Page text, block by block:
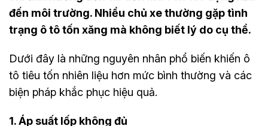
đến môi trường. Nhiều chủ xe thường gặp tình
trạng ô tô tốn xăng mà không biết lý do cụ thể.
Dưới đây là những nguyên nhân phổ biến khiến ô
tô tiêu tốn nhiên liệu hơn mức bình thường và các
biện pháp khắc phục hiệu quả.
1. Áp suất lốp không đủ